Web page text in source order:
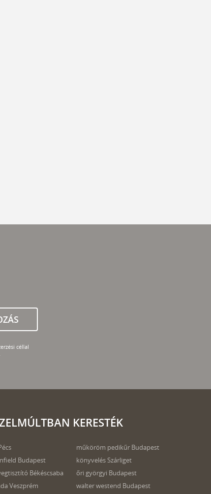
céllal
KERESTÉK
Budapest
Békéscsaba
Veszprém
műköröm pedikűr Budapest
könyvelés Szárliget
őri györgyi Budapest
walter westend Budapest